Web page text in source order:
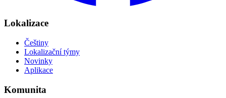
Lokalizace
Češtiny
Lokalizační týmy
Novinky
Aplikace
Komunita